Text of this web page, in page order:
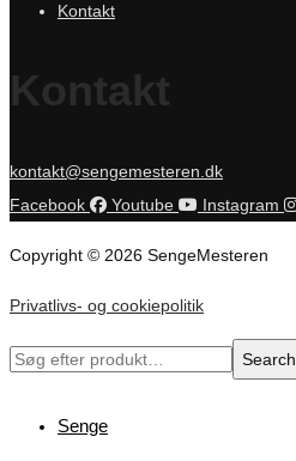
Kontakt
Kontakt
kontakt@sengemesteren.dk
Facebook
Youtube Instagram
Copyright © 2026 SengeMesteren
Privatlivs- og cookiepolitik
Search
Search
Senge